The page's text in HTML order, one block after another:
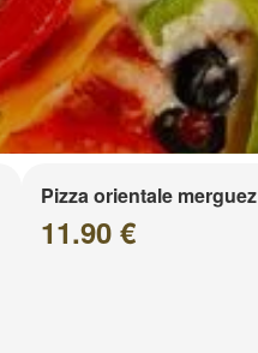
Pizza orientale merguez
11.90 €